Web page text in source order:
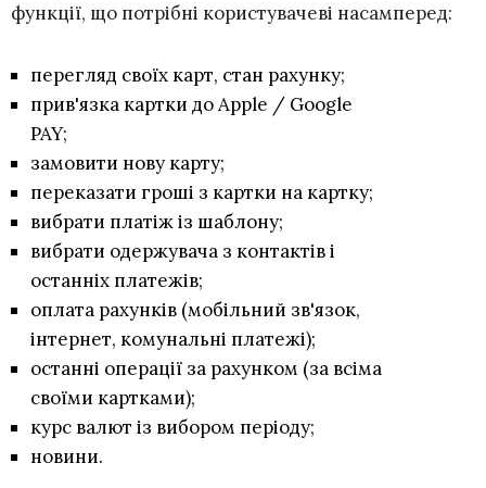
функції, що потрібні користувачеві насамперед:
перегляд своїх карт, стан рахунку;
прив'язка картки до Apple / Google
PAY;
замовити нову карту;
переказати гроші з картки на картку;
вибрати платіж із шаблону;
вибрати одержувача з контактів і
останніх платежів;
оплата рахунків (мобільний зв'язок,
інтернет, комунальні платежі);
останні операції за рахунком (за всіма
своїми картками);
курс валют із вибором періоду;
новини.